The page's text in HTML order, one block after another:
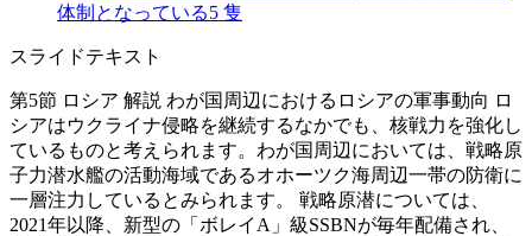
体制となっている5 隻
スライドテキスト
第5節 ロシア 解説 わが国周辺におけるロシアの軍事動向 ロ
シアはウクライナ侵略を継続するなかでも、核戦力を強化し
ているものと考えられます。わが国周辺においては、戦略原
子力潜水艦の活動海域であるオホーツク海周辺一帯の防衛に
一層注力しているとみられます。 戦略原潜については、
2021年以降、新型の「ボレイA」級SSBNが毎年配備され、